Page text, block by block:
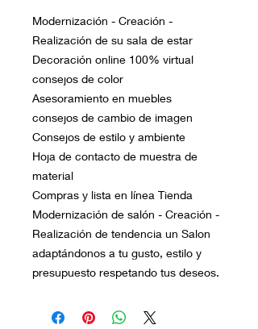
Modernización - Creación -
Realización de su sala de estar
Decoración online 100% virtual
consejos de color
Asesoramiento en muebles
consejos de cambio de imagen
Consejos de estilo y ambiente
Hoja de contacto de muestra de
material
Compras y lista en línea Tienda
Modernización de salón - Creación -
Realización de tendencia un Salon
adaptándonos a tu gusto, estilo y
presupuesto respetando tus deseos.